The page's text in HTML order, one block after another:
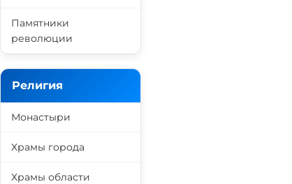
Памятники
революции
Религия
Монастыри
Храмы города
Храмы области